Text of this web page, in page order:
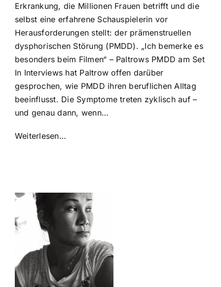
Erkrankung, die Millionen Frauen betrifft und die
selbst eine erfahrene Schauspielerin vor
Herausforderungen stellt: der prämenstruellen
dysphorischen Störung (PMDD). „Ich bemerke es
besonders beim Filmen“ – Paltrows PMDD am Set
In Interviews hat Paltrow offen darüber
gesprochen, wie PMDD ihren beruflichen Alltag
beeinflusst. Die Symptome treten zyklisch auf –
und genau dann, wenn…
Weiterlesen…